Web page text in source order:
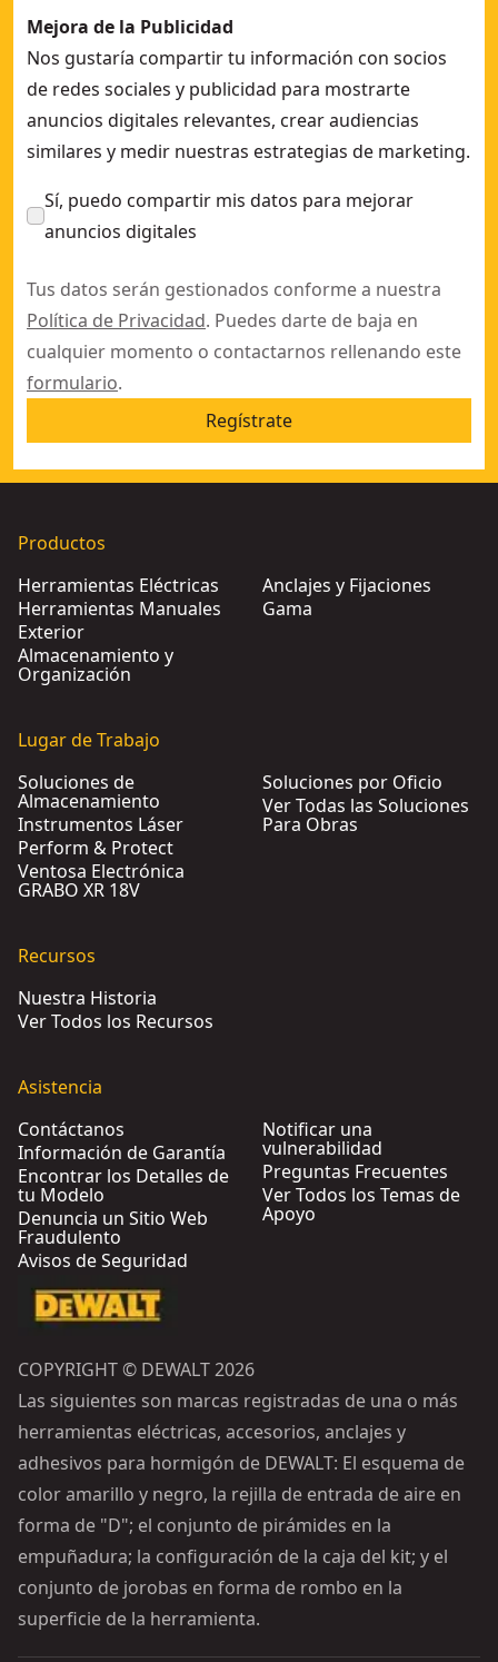
Mejora de la Publicidad
Nos gustaría compartir tu información con socios
de redes sociales y publicidad para mostrarte
anuncios digitales relevantes, crear audiencias
similares y medir nuestras estrategias de marketing.
Sí, puedo compartir mis datos para mejorar
anuncios digitales
Tus datos serán gestionados conforme a nuestra
Política de Privacidad. Puedes darte de baja en
cualquier momento o contactarnos rellenando este
formulario.
Regístrate
Productos
Herramientas Eléctricas
Herramientas Manuales
Exterior
Almacenamiento y
Organización
Anclajes y Fijaciones
Gama
Lugar de Trabajo
Soluciones de
Almacenamiento
Instrumentos Láser
Perform & Protect
Ventosa Electrónica
GRABO XR 18V
Soluciones por Oficio
Ver Todas las Soluciones
Para Obras
Recursos
Nuestra Historia
Ver Todos los Recursos
Asistencia
Contáctanos
Información de Garantía
Encontrar los Detalles de
tu Modelo
Denuncia un Sitio Web
Fraudulento
Avisos de Seguridad
Notificar una
vulnerabilidad
Preguntas Frecuentes
Ver Todos los Temas de
Apoyo
COPYRIGHT © DEWALT 2026
Las siguientes son marcas registradas de una o más
herramientas eléctricas, accesorios, anclajes y
adhesivos para hormigón de DEWALT: El esquema de
color amarillo y negro, la rejilla de entrada de aire en
forma de "D"; el conjunto de pirámides en la
empuñadura; la configuración de la caja del kit; y el
conjunto de jorobas en forma de rombo en la
superficie de la herramienta.